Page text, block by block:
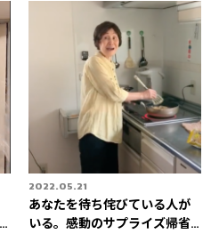
2022.05.21
あなたを待ち侘びている人が
いる。感動のサプライズ帰省3